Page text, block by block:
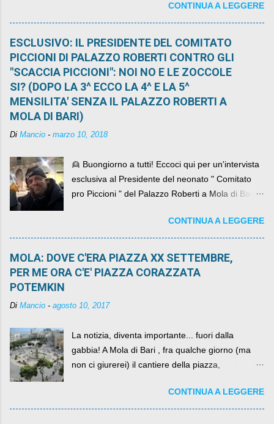
CONTINUA A LEGGERE
ESCLUSIVO: IL PRESIDENTE DEL COMITATO
PICCIONI DI PALAZZO ROBERTI CONTRO GLI
"SCACCIA PICCIONI": NOI NO E LE ZOCCOLE
SI? (DOPO LA 3^ ECCO LA 4^ E LA 5^
MENSILITA' SENZA IL PALAZZO ROBERTI A
MOLA DI BARI)
Di Mancio - marzo 10, 2018
👱 Buongiorno a tutti! Eccoci qui per un'intervista
esclusiva al Presidente del neonato " Comitato
pro Piccioni " del Palazzo Roberti a Mola di Bari ,
come definirlo... signor?....CONTINUA A LEGGERE
MOLA: DOVE C'ERA PIAZZA XX SETTEMBRE,
PER ME ORA C'E' PIAZZA CORAZZATA
POTEMKIN
Di Mancio - agosto 10, 2017
La notizia, diventa importante... fuori dalla
gabbia! A Mola di Bari , fra qualche giorno (ma
non ci giurerei) il cantiere della piazza,
per un numero esorbitante di mesi, non ci sarà
più. C'era una volta Piazza XX Settembre ,
CONTINUA A LEGGERE